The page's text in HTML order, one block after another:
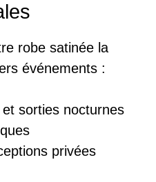
robe satinée la
événements :
et sorties nocturnes
privées